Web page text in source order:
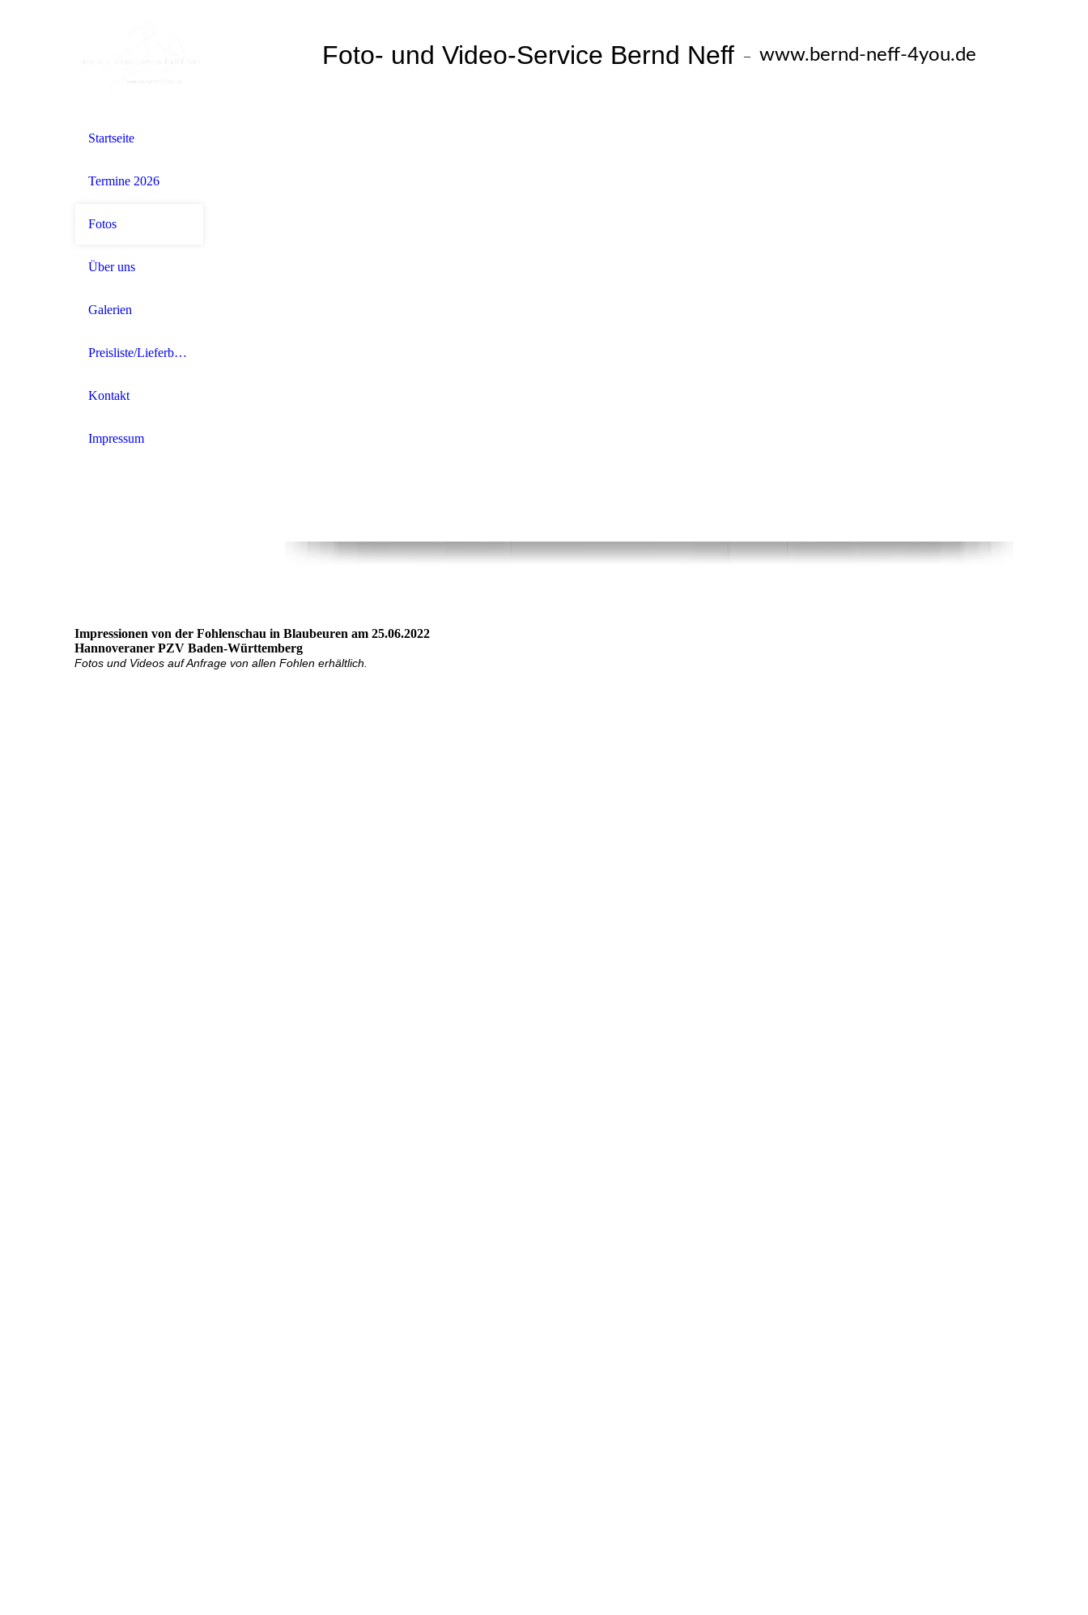
Foto- und Video-Service Bernd Neff – www.bernd-neff-4you.de
Startseite
Termine 2026
Fotos
Über uns
Galerien
Preisliste/Lieferbedingungen
Kontakt
Impressum
Impressionen von der Fohlenschau in Blaubeuren am 25.06.2022
Hannoveraner PZV Baden-Württemberg
Fotos und Videos auf Anfrage von allen Fohlen erhältlich.